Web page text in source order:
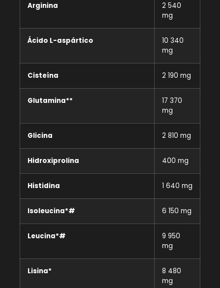
Arginina
2 540
mg
Ácido L-aspártico
10 340
mg
Cisteína 2 190 mg
Glutamina**
17 370
mg
Glicina 2 810 mg
Hidroxiprolina 400 mg
Histidina 1 640 mg
Isoleucina*# 6 150 mg
Leucina*#
9 950
mg
Lisina*
8 480
mg